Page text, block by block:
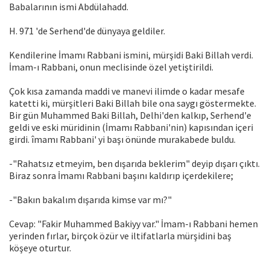
Babalarının ismi Abdülahadd.
H. 971 'de Serhend'de dünyaya geldiler.
Kendilerine İmamı Rabbani ismini, mürşidi Baki Billah verdi.
İmam-ı Rabbani, onun meclisinde özel yetiştirildi.
Çok kısa zamanda maddi ve manevi ilimde o kadar mesafe
katetti ki, mürşitleri Baki Billah bile ona saygı göstermekte.
Bir gün Muhammed Baki Billah, Delhi'den kalkıp, Serhend'e
geldi ve eski müridinin (İmamı Rabbani'nin) kapısından içeri
girdi. îmamı Rabbani' yi başı önünde murakabede buldu.
-"Rahatsız etmeyim, ben dışarıda beklerim" deyip dışarı çıktı.
Biraz sonra İmamı Rabbani başını kaldırıp içerdekilere;
-"Bakın bakalım dışarıda kimse var mı?"
Cevap: "Fakir Muhammed Bakiyy var." İmam-ı Rabbani hemen
yerinden fırlar, birçok özür ve iltifatlarla mürşidini baş
köşeye oturtur.